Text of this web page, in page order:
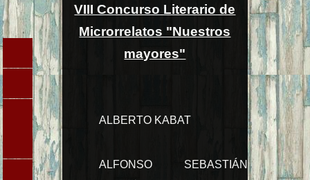
VIII Concurso Literario de
Microrrelatos "Nuestros
mayores"
ALBERTO KABAT
ALFONSO SEBASTIÁN